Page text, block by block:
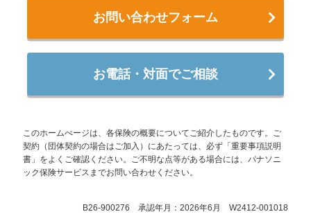
お問い合わせフォーム
お電話・対面でご相談
このホームぺージは、各保険の概要についてご紹介したものです。ご
契約（団体契約の場合はご加入）にあたっては、必ず「重要事項説明
書」をよくご確認ください。ご不明な点等がある場合には、パナソニ
ック保険サービスまでお問い合わせください。
B26-900276 承認年月：2026年6月 W2412-001018